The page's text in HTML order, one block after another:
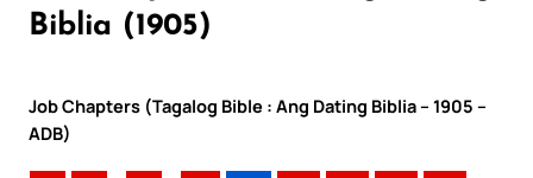
Biblia (1905)
Job Chapters (Tagalog Bible : Ang Dating Biblia – 1905 –
ADB)